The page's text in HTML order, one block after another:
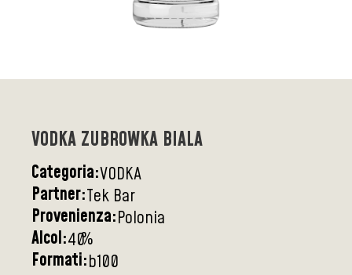
VODKA ZUBROWKA BIALA
Categoria:VODKA
Partner:Tek Bar
Provenienza:Polonia
Alcol:40%
Formati:b100